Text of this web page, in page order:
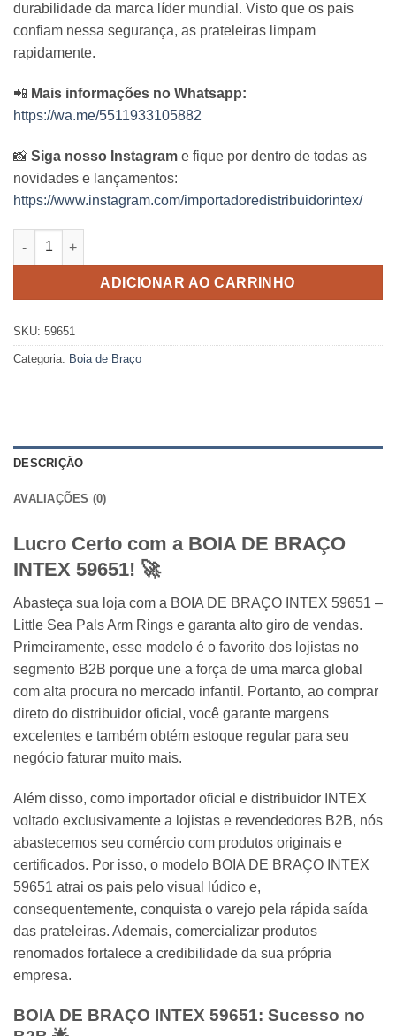
durabilidade da marca líder mundial. Visto que os pais
confiam nessa segurança, as prateleiras limpam
rapidamente.
📲 Mais informações no Whatsapp:
https://wa.me/5511933105882
📸 Siga nosso Instagram e fique por dentro de todas as
novidades e lançamentos:
https://www.instagram.com/importadoredistribuidorintex/
Boia de Braço Little Intex quantidade
ADICIONAR AO CARRINHO
SKU: 59651
Categoria: Boia de Braço
DESCRIÇÃO
AVALIAÇÕES (0)
Lucro Certo com a BOIA DE BRAÇO
INTEX 59651! 🚀
Abasteça sua loja com a BOIA DE BRAÇO INTEX 59651 –
Little Sea Pals Arm Rings e garanta alto giro de vendas.
Primeiramente, esse modelo é o favorito dos lojistas no
segmento B2B porque une a força de uma marca global
com alta procura no mercado infantil. Portanto, ao comprar
direto do distribuidor oficial, você garante margens
excelentes e também obtém estoque regular para seu
negócio faturar muito mais.
Além disso, como importador oficial e distribuidor INTEX
voltado exclusivamente a lojistas e revendedores B2B, nós
abastecemos seu comércio com produtos originais e
certificados. Por isso, o modelo BOIA DE BRAÇO INTEX
59651 atrai os pais pelo visual lúdico e,
consequentemente, conquista o varejo pela rápida saída
das prateleiras. Ademais, comercializar produtos
renomados fortalece a credibilidade da sua própria
empresa.
BOIA DE BRAÇO INTEX 59651: Sucesso no